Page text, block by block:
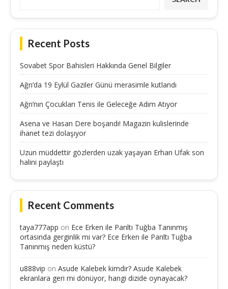
Recent Posts
Sovabet Spor Bahisleri Hakkında Genel Bilgiler
Ağrı’da 19 Eylül Gaziler Günü merasimle kutlandı
Ağrı’nın Çocukları Tenis ile Geleceğe Adım Atıyor
Asena ve Hasan Dere boşandı! Magazin kulislerinde
ihanet tezi dolaşıyor
Uzun müddettir gözlerden uzak yaşayan Erhan Ufak son
halini paylaştı
Recent Comments
taya777app on Ece Erken ile Parıltı Tuğba Tanınmış
ortasında gerginlik mi var? Ece Erken ile Parıltı Tuğba
Tanınmış neden küstü?
u888vip on Asude Kalebek kimdir? Asude Kalebek
ekranlara geri mi dönüyor, hangi dizide oynayacak?